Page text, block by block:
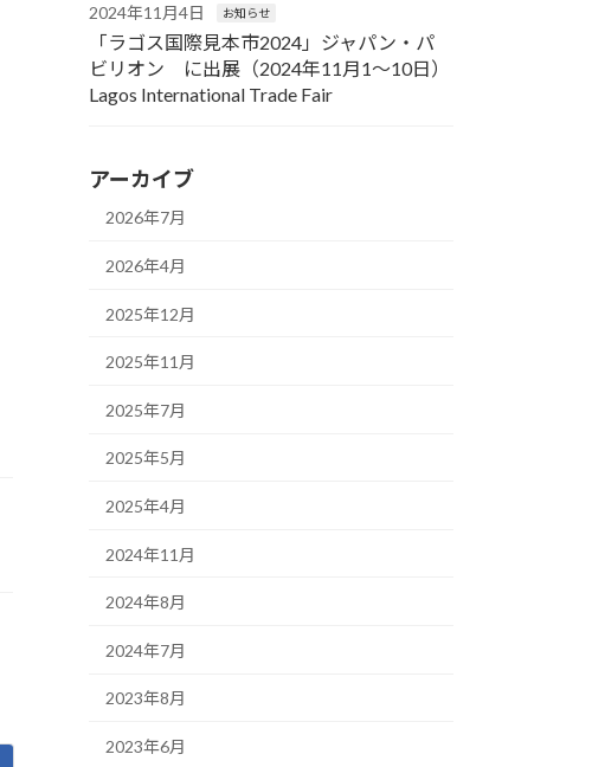
2024年11月4日 お知らせ
「ラゴス国際見本市2024」ジャパン・パ
ビリオン に出展（2024年11月1～10日）
Lagos International Trade Fair
アーカイブ
2026年7月
2026年4月
2025年12月
2025年11月
2025年7月
2025年5月
2025年4月
2024年11月
2024年8月
2024年7月
2023年8月
2023年6月